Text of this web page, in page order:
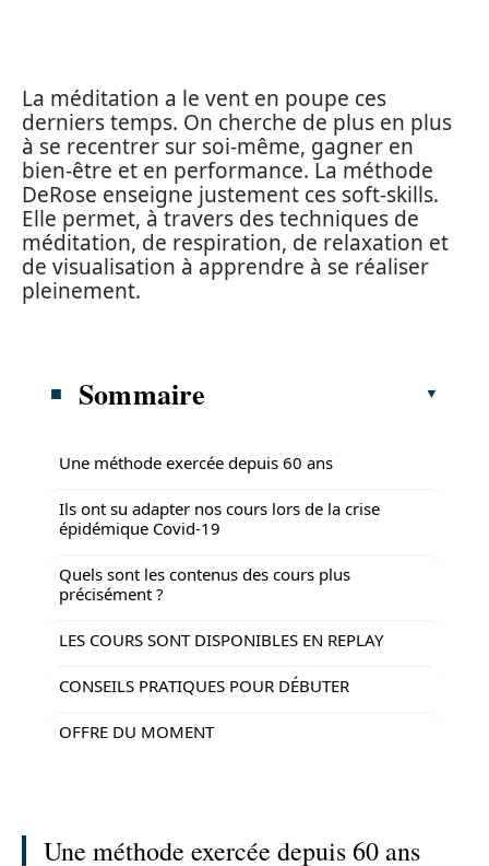
La méditation a le vent en poupe ces
derniers temps. On cherche de plus en plus
à se recentrer sur soi-même, gagner en
bien-être et en performance. La méthode
DeRose enseigne justement ces soft-skills.
Elle permet, à travers des techniques de
méditation, de respiration, de relaxation et
de visualisation à apprendre à se réaliser
pleinement.
Sommaire
Une méthode exercée depuis 60 ans
Ils ont su adapter nos cours lors de la crise
épidémique Covid-19
Quels sont les contenus des cours plus
précisément ?
LES COURS SONT DISPONIBLES EN REPLAY
CONSEILS PRATIQUES POUR DÉBUTER
OFFRE DU MOMENT
Une méthode exercée depuis 60 ans